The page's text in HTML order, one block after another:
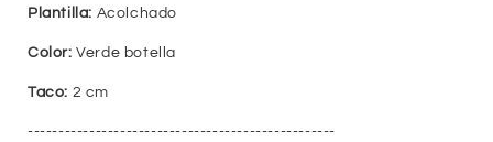
Plantilla: Acolchado
Color: Verde botella
Taco: 2 cm
--------------------------------------------------